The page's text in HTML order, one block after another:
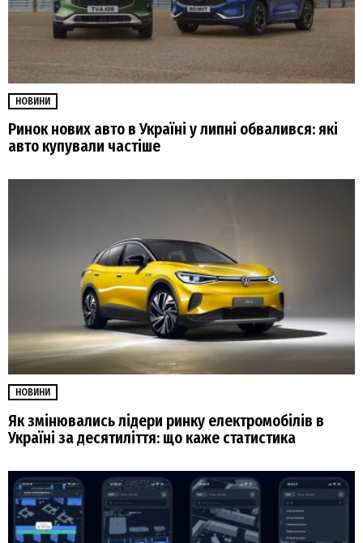
НОВИНИ
Ринок нових авто в Україні у липні обвалився: які
авто купували частіше
НОВИНИ
Як змінювались лідери ринку електромобілів в
Україні за десятиліття: що каже статистика